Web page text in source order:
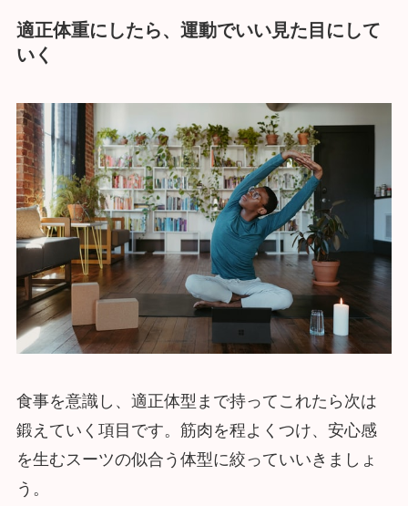
適正体重にしたら、運動でいい見た目にして
いく
食事を意識し、適正体型まで持ってこれたら次は
鍛えていく項目です。筋肉を程よくつけ、安心感
を生むスーツの似合う体型に絞っていいきましょ
う。